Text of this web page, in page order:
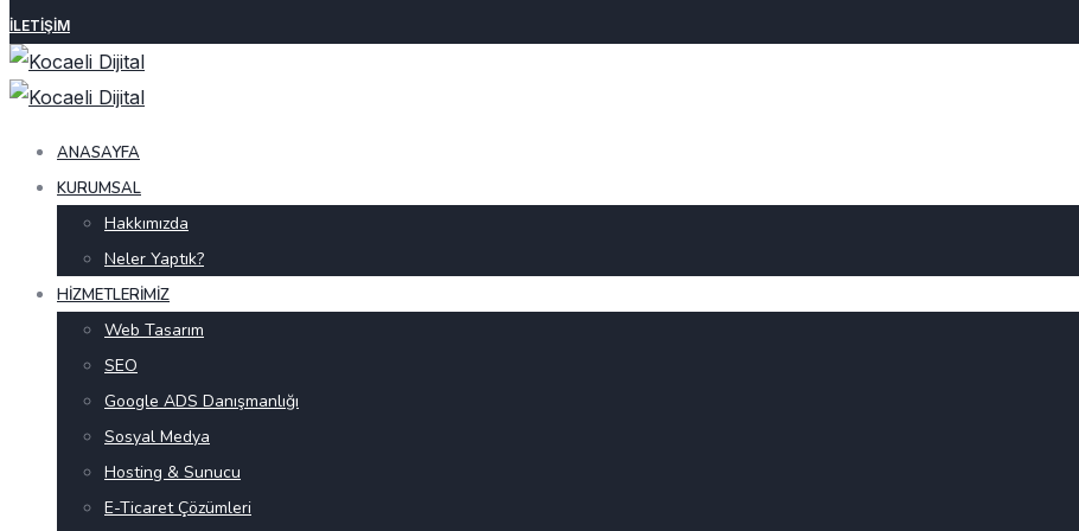
İLETIŞIM
ANASAYFA
KURUMSAL
Hakkımızda
Neler Yaptık?
HIZMETLERIMIZ
Web Tasarım
SEO
Google ADS Danışmanlığı
Sosyal Medya
Hosting & Sunucu
E-Ticaret Çözümleri